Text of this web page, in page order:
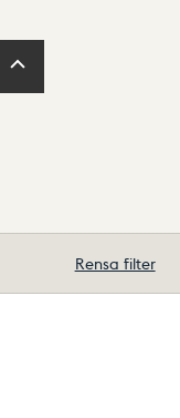
Rensa filter